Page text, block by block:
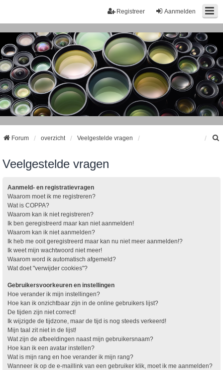
Aanmelden
Registreer
Forum overzicht Veelgestelde vragen
Veelgestelde vragen
Aanmeld- en registratievragen
Waarom moet ik me registreren?
Wat is COPPA?
Waarom kan ik niet registreren?
Ik ben geregistreerd maar kan niet aanmelden!
Waarom kan ik niet aanmelden?
Ik heb me ooit geregistreerd maar kan nu niet meer aanmelden!?
Ik weet mijn wachtwoord niet meer!
Waarom word ik automatisch afgemeld?
Wat doet "verwijder cookies"?
Gebruikersvoorkeuren en instellingen
Hoe verander ik mijn instellingen?
Hoe kan ik onzichtbaar zijn in de online gebruikers lijst?
De tijden zijn niet correct!
Ik wijzigde de tijdzone, maar de tijd is nog steeds verkeerd!
Mijn taal zit niet in de lijst!
Wat zijn de afbeeldingen naast mijn gebruikersnaam?
Hoe kan ik een avatar instellen?
Wat is mijn rang en hoe verander ik mijn rang?
Wanneer ik op de e-maillink van een gebruiker klik, moet ik me aanmelden?